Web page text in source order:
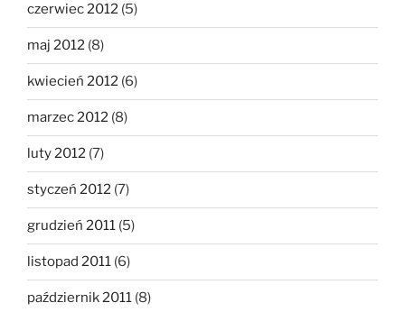
czerwiec 2012 (5)
maj 2012 (8)
kwiecień 2012 (6)
marzec 2012 (8)
luty 2012 (7)
styczeń 2012 (7)
grudzień 2011 (5)
listopad 2011 (6)
październik 2011 (8)